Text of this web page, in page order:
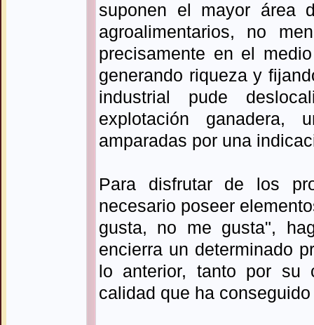
suponen el mayor área
agroalimentarios, no
precisamente en el
generando riqueza y
industrial pude
explotación ganadera,
amparadas por una
Para disfrutar de los
necesario poseer
gusta, no me gusta",
encierra un determinado
lo anterior, tanto por su
calidad que ha